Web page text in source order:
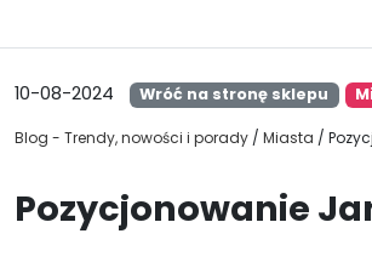
10-08-2024 Wróć na stronę sklepu
Blog - Trendy, nowości i porady / Miasta /
Pozycjonowanie